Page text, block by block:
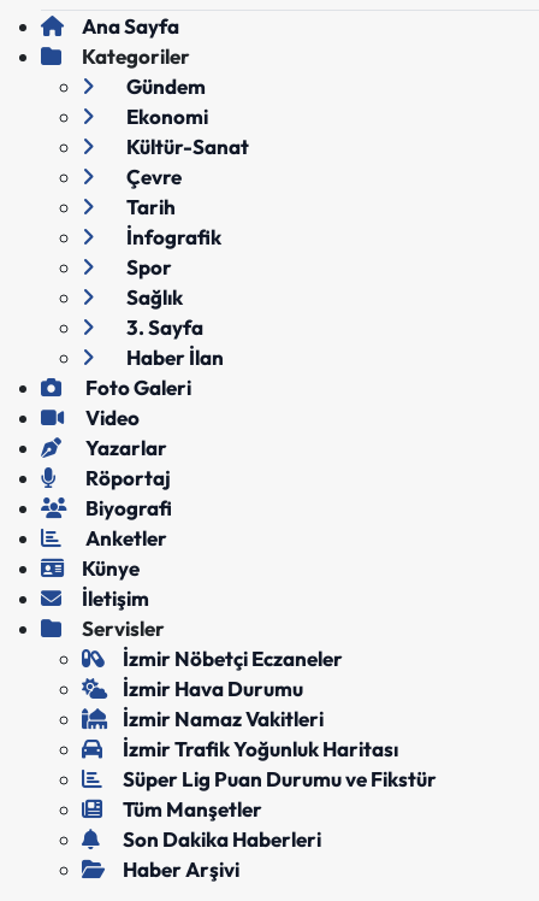
Ana Sayfa
Kategoriler
Gündem
Ekonomi
Kültür-Sanat
Çevre
Tarih
İnfografik
Spor
Sağlık
3. Sayfa
Haber İlan
Foto Galeri
Video
Yazarlar
Röportaj
Biyografi
Anketler
Künye
İletişim
Servisler
İzmir Nöbetçi Eczaneler
İzmir Hava Durumu
İzmir Namaz Vakitleri
İzmir Trafik Yoğunluk Haritası
Süper Lig Puan Durumu ve Fikstür
Tüm Manşetler
Son Dakika Haberleri
Haber Arşivi